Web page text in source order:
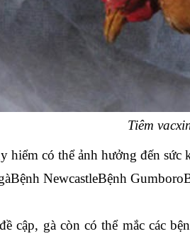
Tiêm
hiểm có thể ảnh hưởng đến sức
Bệnh NewcastleBệnh Gumboro
cập, gà còn có thể mắc các